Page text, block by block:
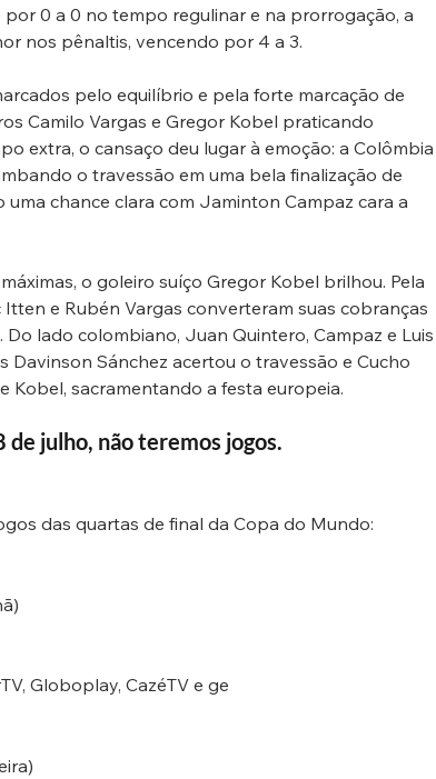
0 a 0 no tempo regulinar e na prorrogação, a
nos pênaltis, vencendo por 4 a 3.
pelo equilíbrio e pela forte marcação de
Camilo Vargas e Gregor Kobel praticando
extra, o cansaço deu lugar à emoção: a Colômbia
o travessão em uma bela finalização de
chance clara com Jaminton Campaz cara a
o goleiro suíço Gregor Kobel brilhou. Pela
Itten e Rubén Vargas converteram suas cobranças
lado colombiano, Juan Quintero, Campaz e Luis
Davinson Sánchez acertou o travessão e Cucho
Kobel, sacramentando a festa europeia.
julho, não teremos jogos.
das quartas de final da Copa do Mundo:
Globoplay, CazéTV e ge